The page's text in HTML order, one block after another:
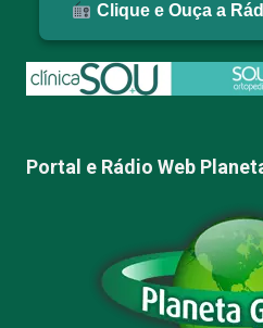
Clique e Ouça a
Portal e Rádio Web